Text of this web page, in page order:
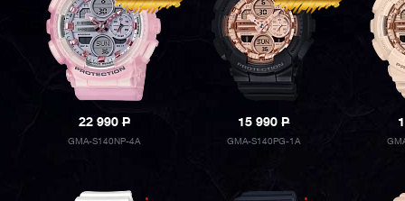
22 990P
GMA-S140NP-4A
15 990P
GMA-S140PG-1A